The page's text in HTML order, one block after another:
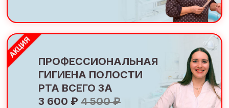
ПРОФЕССИОНАЛЬНАЯ
ГИГИЕНА ПОЛОСТИ
РТА ВСЕГО ЗА
3 600 ₽ 4 500 ₽